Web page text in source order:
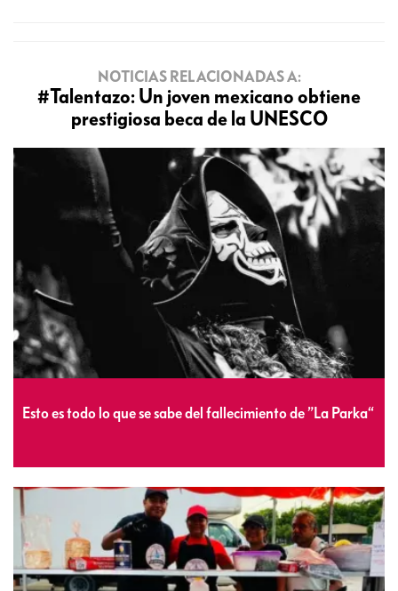
NOTICIAS RELACIONADAS A:
#Talentazo: Un joven mexicano obtiene
prestigiosa beca de la UNESCO
Esto es todo lo que se sabe del fallecimiento de ”La Parka“